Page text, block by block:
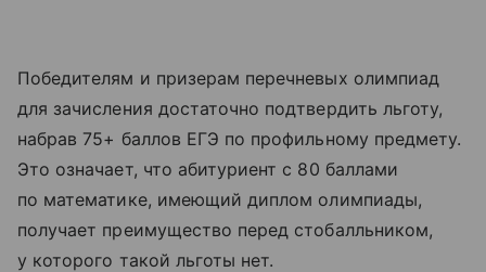
Победителям и призерам перечневых олимпиад
для зачисления достаточно подтвердить льготу,
набрав 75+ баллов ЕГЭ по профильному предмету.
Это означает, что абитуриент с 80 баллами
по математике, имеющий диплом олимпиады,
получает преимущество перед стобалльником,
у которого такой льготы нет.